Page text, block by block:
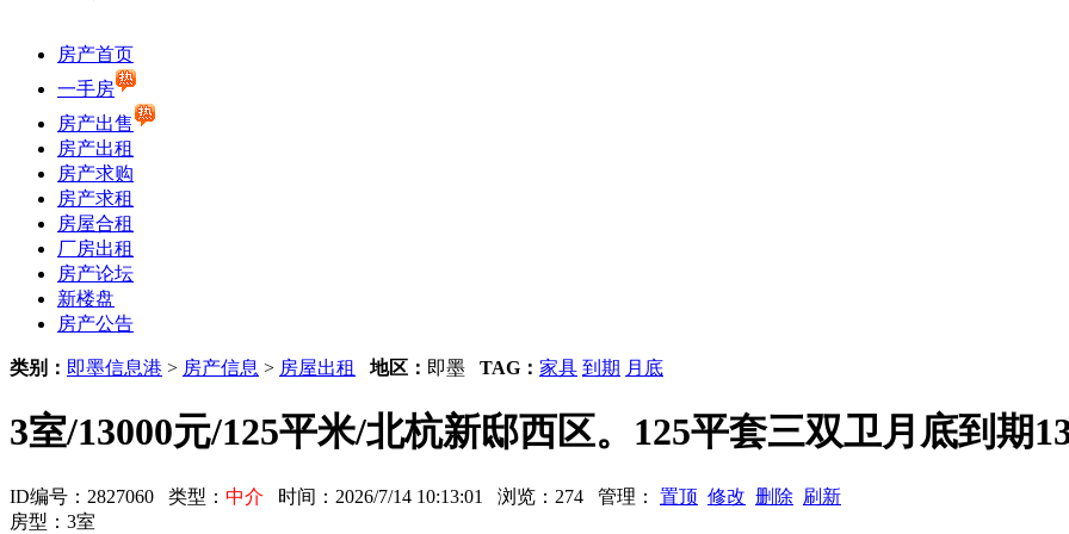
房产首页
一手房
房产出售
房产出租
房产求购
房产求租
房屋合租
厂房出租
房产论坛
新楼盘
房产公告
类别： 即墨信息港 > 房产信息 > 房屋出租 地区： 即墨 TAG： 家具 到期 月底
3室/13000元/125平米/北杭新邸西区。125平套三双卫月底到期
ID编号：2827060 类型： 中介 时间：2026/7/14 10:13:01 浏览：274 管理： 置顶 修改 删除 刷新
房型：3室